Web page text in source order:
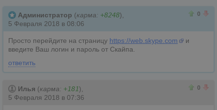
0
Администратор (карма: +8248),
5 Февраля 2018 в 08:06
Просто перейдите на страницу https://web.skype.com
и
введите Ваш логин и пароль от Скайпа.
ответить
0
Илья (карма: +181),
5 Февраля 2018 в 07:36